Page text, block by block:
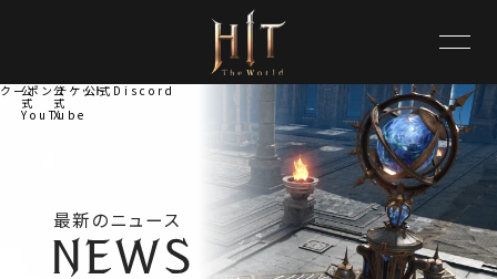
クーポンチケット
公
式
YouTube
公
式
X
公式Discord
最新のニュース